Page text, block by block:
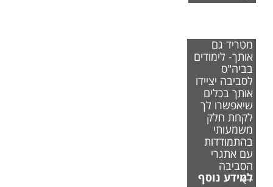
מטריד גם
אותך- לימודים
בביה"ס
לסביבה יציידו
אותך בכלים
שיאפשרו לך
לקחת חלק
משמעותי
בהתמודדות
עם אתגרי
הסביבה
למידע נוסף